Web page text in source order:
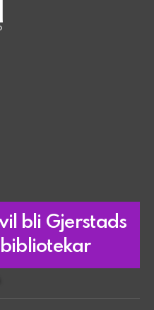
bli Gjerstads
bibliotekar